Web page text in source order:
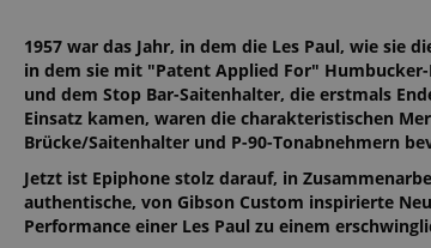
1957 war das Jahr, in dem die Les Paul, wie sie
in dem sie mit "Patent Applied For"
und dem Stop Bar-Saitenhalter, die erstmals
Einsatz kamen, waren die charakteristischen
Brücke/Saitenhalter und P-90-Tonabnehmern
Jetzt ist Epiphone stolz darauf, in
authentische, von Gibson Custom inspirierte
Performance einer Les Paul zu einem